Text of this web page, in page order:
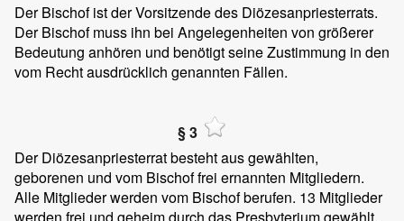
Der Bischof ist der Vorsitzende des Diözesanpriesterrats.
Der Bischof muss ihn bei Angelegenheiten von größerer
Bedeutung anhören und benötigt seine Zustimmung in den
vom Recht ausdrücklich genannten Fällen.
§ 3
Der Diözesanpriesterrat besteht aus gewählten,
geborenen und vom Bischof frei ernannten Mitgliedern.
Alle Mitglieder werden vom Bischof berufen. 13 Mitglieder